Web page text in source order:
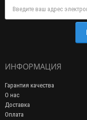
ИНФОРМАЦИЯ
Гарантия качества
О нас
Доставка
Оплата